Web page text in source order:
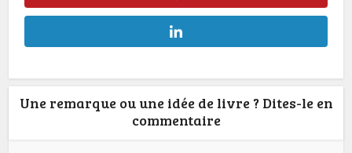
Une remarque ou une idée de livre ? Dites-le en
commentaire